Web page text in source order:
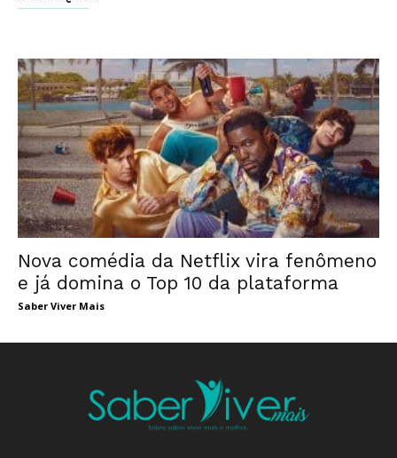
Nova comédia da Netflix vira fenômeno
e já domina o Top 10 da plataforma
Saber Viver Mais